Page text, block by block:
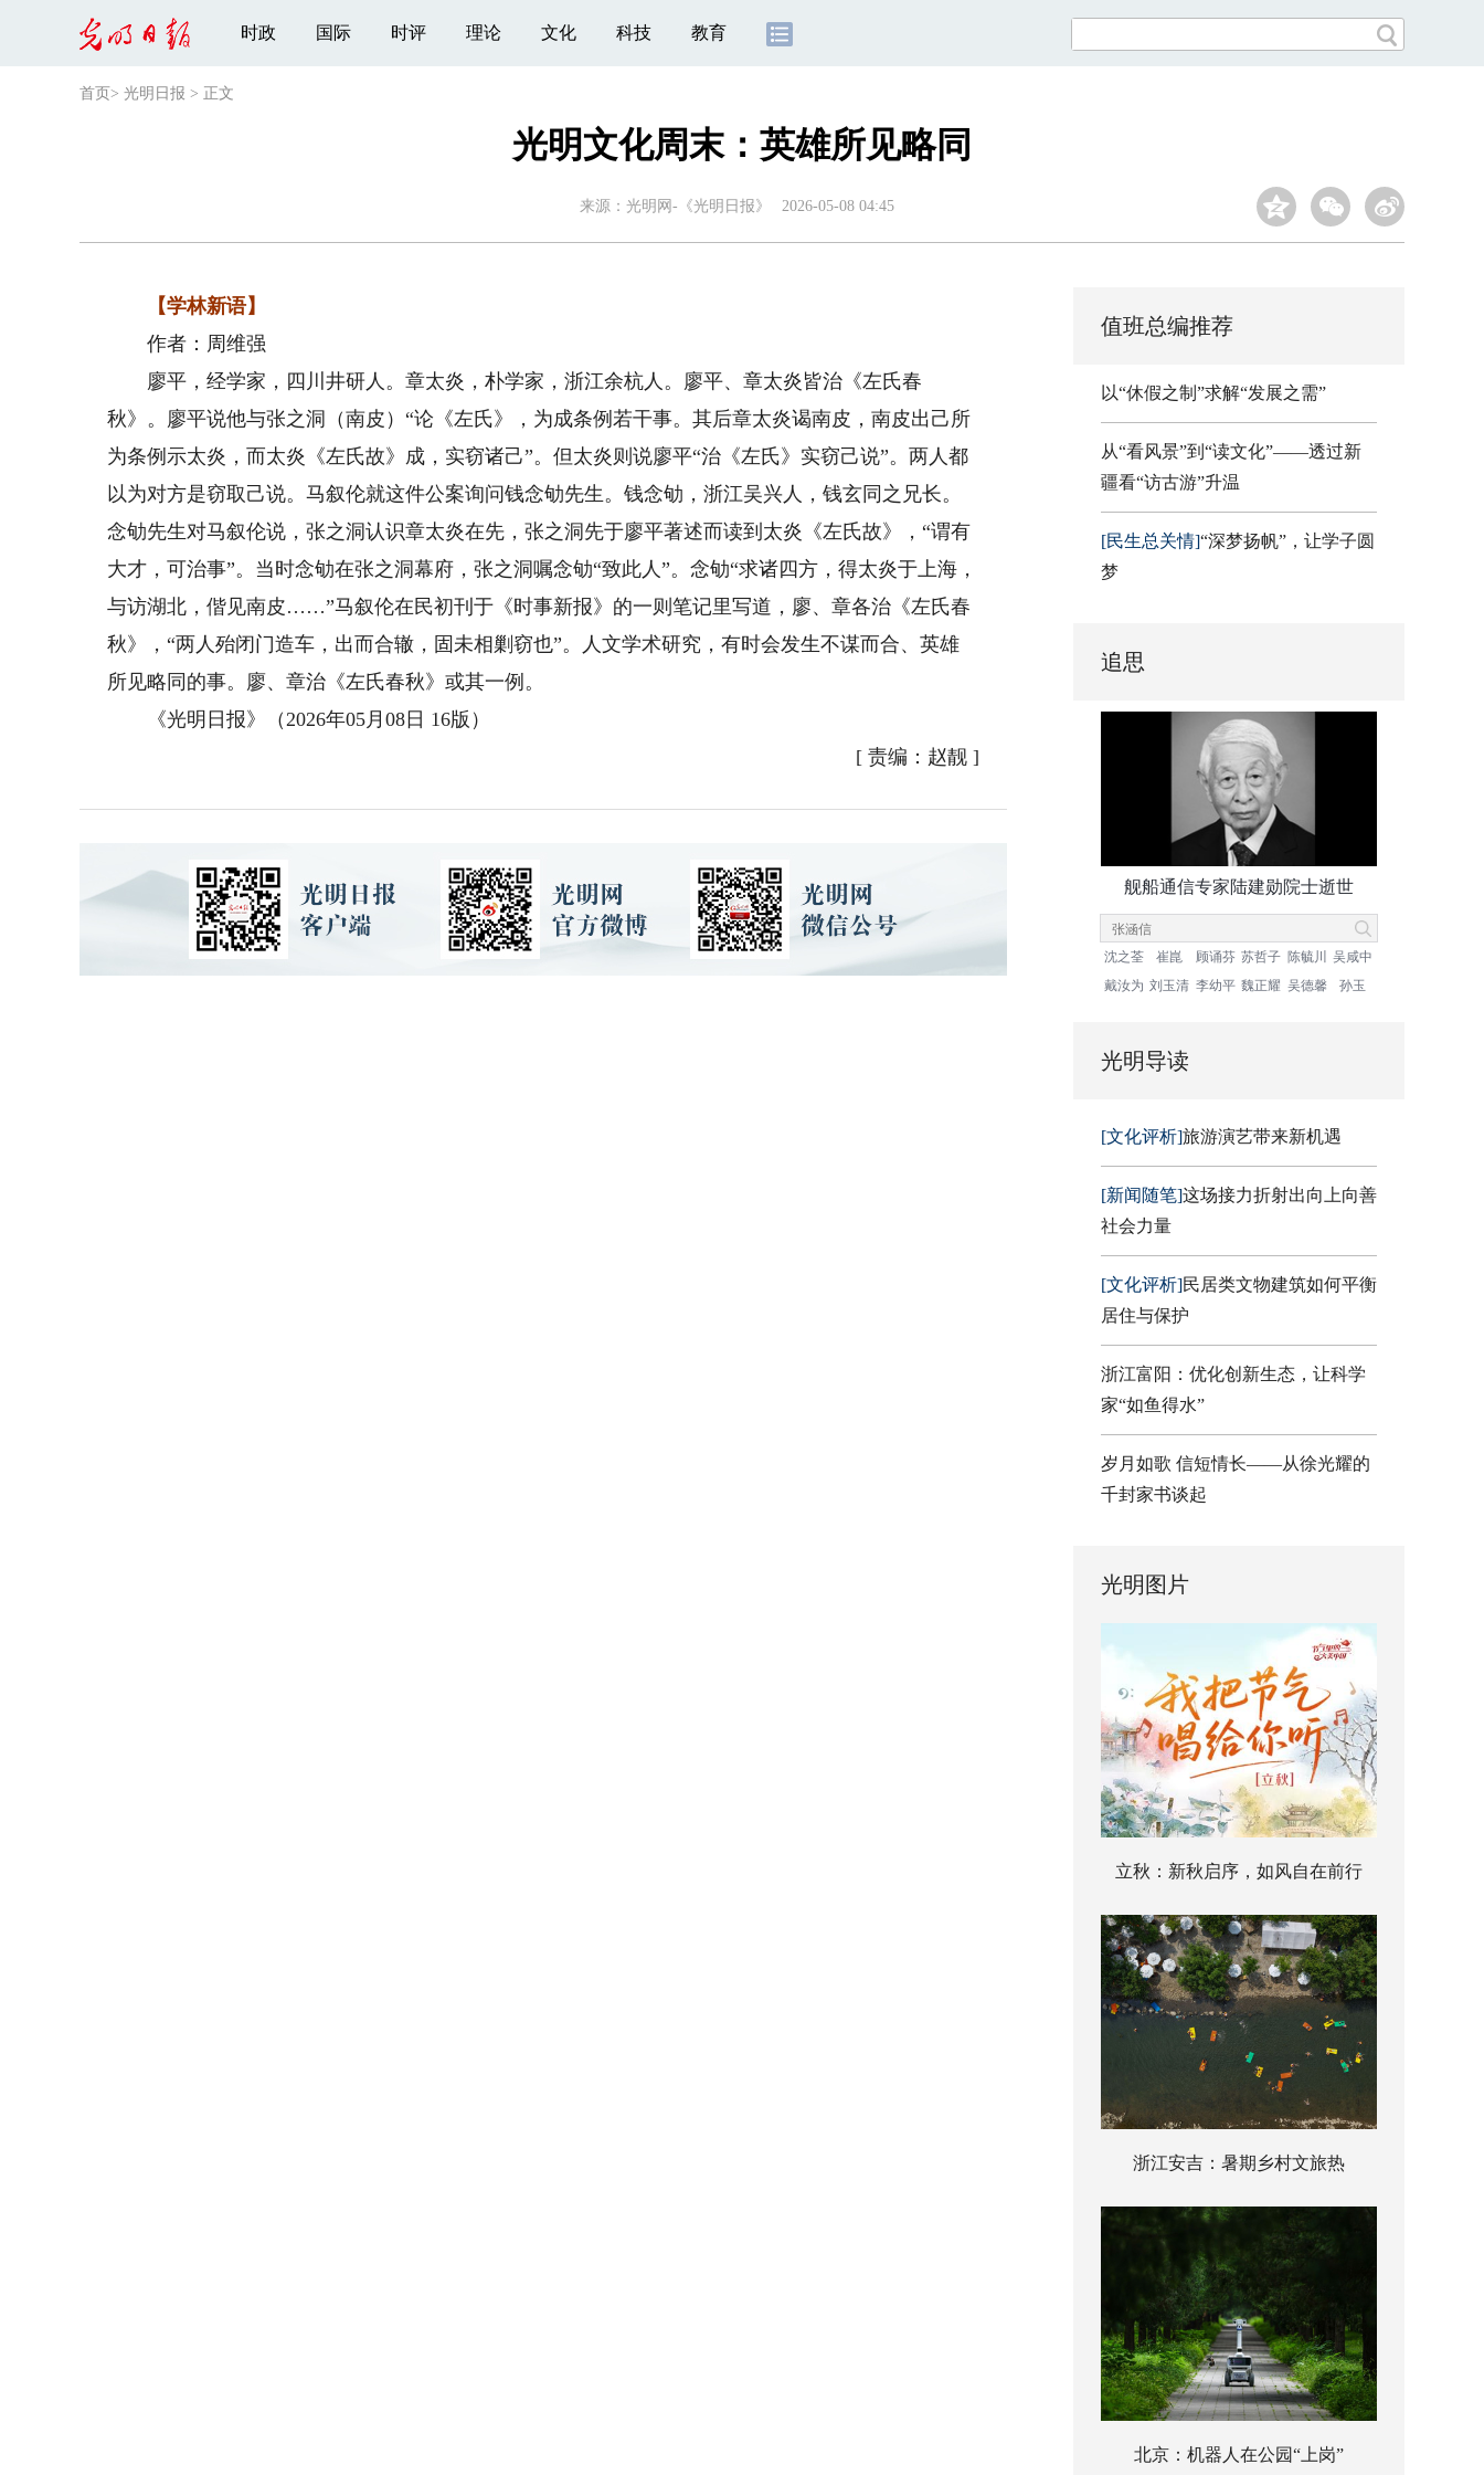
时政 国际 时评 理论 文化 科技 教育
首页 > 光明日报 > 正文
光明文化周末：英雄所见略同
来源： 光明网-《光明日报》 2026-05-08 04:45
【学林新语】
作者：周维强
廖平，经学家，四川井研人。章太炎，朴学家，浙江余杭人。廖平、章太炎皆治《左氏春
秋》。廖平说他与张之洞（南皮）“论《左氏》，为成条例若干事。其后章太炎谒南皮，南皮出己所
为条例示太炎，而太炎《左氏故》成，实窃诸己”。但太炎则说廖平“治《左氏》实窃己说”。两人都
以为对方是窃取己说。马叙伦就这件公案询问钱念劬先生。钱念劬，浙江吴兴人，钱玄同之兄长。
念劬先生对马叙伦说，张之洞认识章太炎在先，张之洞先于廖平著述而读到太炎《左氏故》，“谓有
大才，可治事”。当时念劬在张之洞幕府，张之洞嘱念劬“致此人”。念劬“求诸四方，得太炎于上海，
与访湖北，偕见南皮……”马叙伦在民初刊于《时事新报》的一则笔记里写道，廖、章各治《左氏春
秋》，“两人殆闭门造车，出而合辙，固未相剿窃也”。人文学术研究，有时会发生不谋而合、英雄
所见略同的事。廖、章治《左氏春秋》或其一例。
《光明日报》（2026年05月08日 16版）
[ 责编：赵靓]
值班总编推荐
以“休假之制”求解“发展之需”
从“看风景”到“读文化”——透过新
疆看“访古游”升温
[民生总关情]“深梦扬帆”，让学子圆
梦
追思
舰船通信专家陆建勋院士逝世
沈之荃 崔崑 顾诵芬 苏哲子 陈毓川
吴咸中
戴汝为 刘玉清 李幼平 魏正耀 吴德馨 孙玉
光明导读
[文化评析]旅游演艺带来新机遇
[新闻随笔]这场接力折射出向上向善
社会力量
[文化评析]民居类文物建筑如何平衡
居住与保护
浙江富阳：优化创新生态，让科学
家“如鱼得水”
岁月如歌 信短情长——从徐光耀的
千封家书谈起
光明图片
立秋：新秋启序，如风自在前行
浙江安吉：暑期乡村文旅热
北京：机器人在公园“上岗”